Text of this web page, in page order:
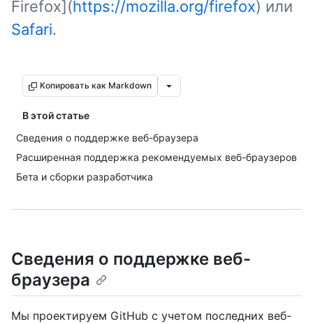
Firefox](https://mozilla.org/firefox) или
Safari.
Копировать как Markdown
В этой статье
Сведения о поддержке веб-браузера
Расширенная поддержка рекомендуемых веб-браузеров
Бета и сборки разработчика
Сведения о поддержке веб-
браузера
Мы проектируем GitHub с учетом последних веб-